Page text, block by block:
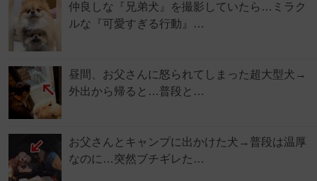
仲良しな『兄弟犬』を撮影していたら…ミラク
ルな『可愛すぎる行動』…
昼間、お父さんに怒られてしまった超大型犬→
外出から帰ると…普段と…
お父さんとキャンプに出かけた犬→普段は温厚
なのに…突然ブチギレた…